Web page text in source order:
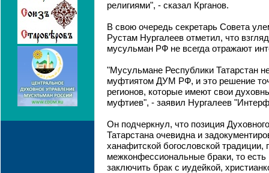
религиями", - сказал Крганов.
В свою очередь секретарь Совета
Рустам Нургалеев отметил, что
мусульман РФ не всегда отражают
"Мусульмане Республики Татарстан
муфтиятом ДУМ РФ, и это решение
регионов, которые имеют свои
муфтиев", - заявил Нургалеев
Он подчеркнул, что позиция
Татарстана очевидна и
ханафитской богословской традиции,
межконфессиональные браки, то
заключить брак с иудейкой,